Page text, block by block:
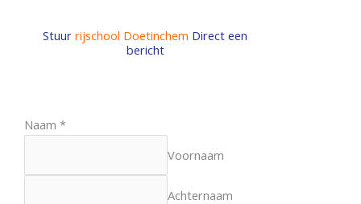
Stuur rijschool Doetinchem Direct een
bericht
Naam *
Voornaam
Achternaam